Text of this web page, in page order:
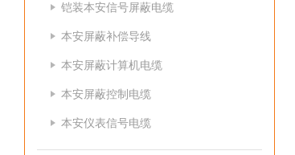
铠装本安信号屏蔽电缆
本安屏蔽补偿导线
本安屏蔽计算机电缆
本安屏蔽控制电缆
本安仪表信号电缆